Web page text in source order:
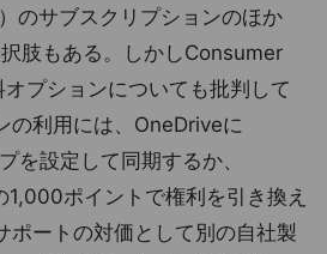
のサブスクリプションのほか
肢もある。しかしConsumer
プションについても批判して
の利用には、OneDriveに
を設定して同期するか、
ポイントで権利を引き換え
ポートの対価として別の自社製